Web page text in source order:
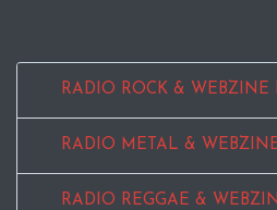
RADIO ROCK & WEBZINE
RADIO METAL &
RADIO REGGAE &